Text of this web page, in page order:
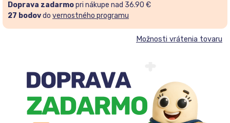
Doprava zadarmopri nákupe nad 36.90 €
27 bodovdo vernostného programu
Možnosti vrátenia tovaru